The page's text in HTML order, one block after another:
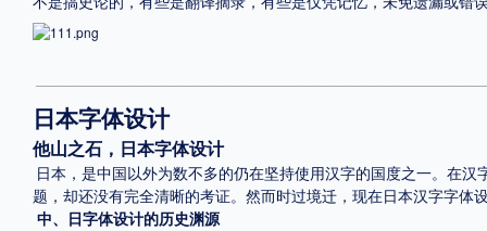
中国大陆
POP字体下载
字体新闻 字体文章
日本字体设计
他山之石，日本字体设计
日本，是中国以外为数不多的仍在坚持使用汉字的国度之一。在
题，却还没有完全清晰的考证。然而时过境迁，现在日本汉字字
中、日字体设计的历史渊源